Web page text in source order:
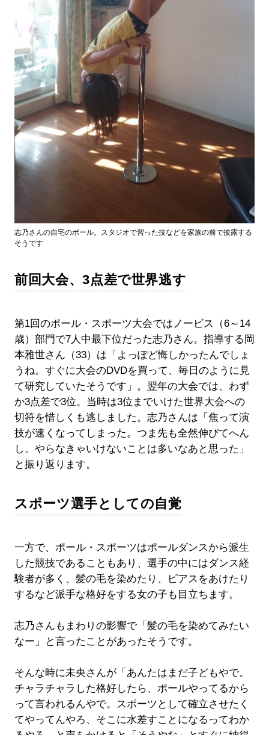
志乃さんの自宅のポール。スタジオで習った技などを家族の前で披露する
そうです
前回大会、3点差で世界逃す
第1回のポール・スポーツ大会ではノービス（6～14
歳）部門で7人中最下位だった志乃さん。指導する岡
本雅世さん（33）は「よっぽど悔しかったんでしょ
うね。すぐに大会のDVDを買って、毎日のように見
て研究していたそうです」。翌年の大会では、わず
か3点差で3位。当時は3位までいけた世界大会への
切符を惜しくも逃しました。志乃さんは「焦って演
技が速くなってしまった。つま先も全然伸びてへん
し。やらなきゃいけないことは多いなあと思った」
と振り返ります。
スポーツ選手としての自覚
一方で、ポール・スポーツはポールダンスから派生
した競技であることもあり、選手の中にはダンス経
験者が多く、髪の毛を染めたり、ピアスをあけたり
するなど派手な格好をする女の子も目立ちます。
志乃さんもまわりの影響で「髪の毛を染めてみたい
なー」と言ったことがあったそうです。
そんな時に未央さんが「あんたはまだ子どもやで。
チャラチャラした格好したら、ポールやってるから
って言われるんやで。スポーツとして確立させたく
てやってんやろ、そこに水差すことになるってわか